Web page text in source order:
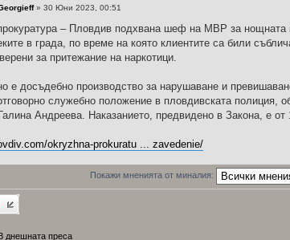
» 30 Юни 2023, 00:51
– Пловдив подхвана шеф на МВР за нощната
в града, по време на която клиентите са били
за притежание на наркотици.
е досъдебно производство за нарушаване и
служебно положение в пловдивската полиция,
Андреева. Наказанието, предвидено в Закона, е от
okryzhna-prokuratu ... zavedenie/
Покажи мненията от миналия:
днешната преса